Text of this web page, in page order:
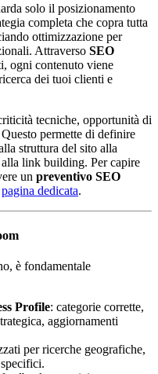
solo il posizionamento
completa che copra tutta
ottimizzazione per
Attraverso SEO
ogni contenuto viene
dei tuoi clienti e
tecniche, opportunità di
permette di definire
struttura del sito alla
link building. Per capire
un preventivo SEO
pagina dedicata.
è fondamentale
Profile: categorie corrette,
aggiornamenti
per ricerche geografiche,